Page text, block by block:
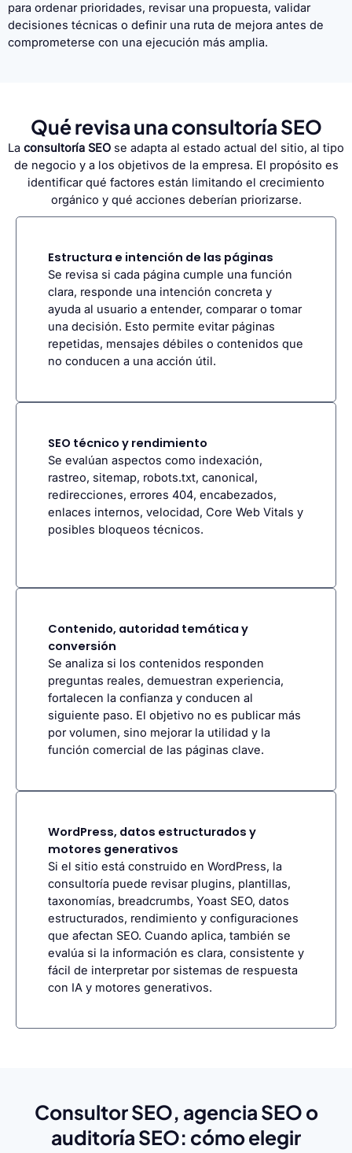
para ordenar prioridades, revisar una propuesta, validar
decisiones técnicas o definir una ruta de mejora antes de
comprometerse con una ejecución más amplia.
Qué revisa una consultoría SEO
La consultoría SEO se adapta al estado actual del sitio, al tipo
de negocio y a los objetivos de la empresa. El propósito es
identificar qué factores están limitando el crecimiento
orgánico y qué acciones deberían priorizarse.
Estructura e intención de las páginas
Se revisa si cada página cumple una función
clara, responde una intención concreta y
ayuda al usuario a entender, comparar o tomar
una decisión. Esto permite evitar páginas
repetidas, mensajes débiles o contenidos que
no conducen a una acción útil.
SEO técnico y rendimiento
Se evalúan aspectos como indexación,
rastreo, sitemap, robots.txt, canonical,
redirecciones, errores 404, encabezados,
enlaces internos, velocidad, Core Web Vitals y
posibles bloqueos técnicos.
Contenido, autoridad temática y
conversión
Se analiza si los contenidos responden
preguntas reales, demuestran experiencia,
fortalecen la confianza y conducen al
siguiente paso. El objetivo no es publicar más
por volumen, sino mejorar la utilidad y la
función comercial de las páginas clave.
WordPress, datos estructurados y
motores generativos
Si el sitio está construido en WordPress, la
consultoría puede revisar plugins, plantillas,
taxonomías, breadcrumbs, Yoast SEO, datos
estructurados, rendimiento y configuraciones
que afectan SEO. Cuando aplica, también se
evalúa si la información es clara, consistente y
fácil de interpretar por sistemas de respuesta
con IA y motores generativos.
Consultor SEO, agencia SEO o
auditoría SEO: cómo elegir